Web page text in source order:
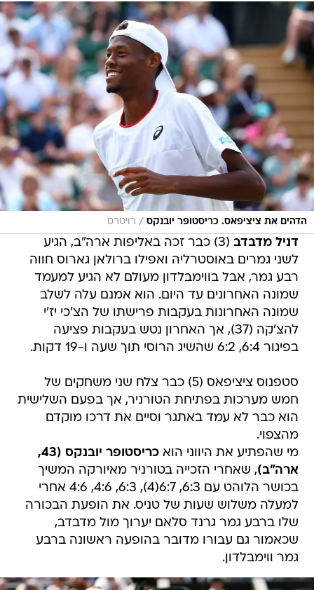
הדהים את ציציפאס. כריסטופר יובנקס / רויטרס
דניל מדבדב
(3) כבר זכה באליפות ארה"ב, הגיע
לשני גמרים באוסטרליה ואפילו ברולאן גארוס חווה
רבע גמר, אבל בווימבלדון מעולם לא הגיע למעמד
שמונה האחרונים עד היום. הוא אמנם עלה לשלב
שמונה האחרונות בעקבות פרישתו של הצ'כי יז'י
להצ'קה (37), אך האחרון נטש בעקבות פציעה
בפיגור 6:4, 6:2 שהשיג הרוסי תוך שעה ו-19 דקות.
סטפנוס ציציפאס (5) כבר צלח שני משחקים של
חמש מערכות בפתיחת הטורניר, אך בפעם השלישית
הוא כבר לא עמד באתגר וסיים את דרכו מוקדם
מהצפוי.
מי שהפתיע את היווני הוא
כריסטופר יובנקס (43,
ארה"ב), שאחרי הזכייה בטורניר מאיורקה המשיך
בכושר הלוהט עם 6:3, 6:7(4), 6:3, 4:6, 4:6 אחרי
למעלה משלוש שעות של טניס. את הופעת הבכורה
שלו ברבע גמר גרנד סלאם יערוך מול מדבדב,
שכאמור גם עבורו מדובר בהופעה ראשונה ברבע
גמר ווימבלדון.